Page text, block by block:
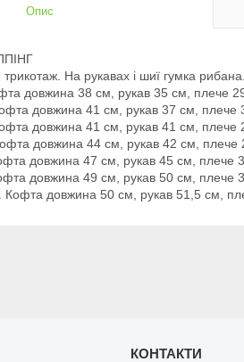
Опис
трикотаж. На рукавах і шиї гумка
довжина 38 см, рукав 35 см, плече
довжина 41 см, рукав 37 см,
довжина 41 см, рукав 41 см,
довжина 44 см, рукав 42 см,
довжина 47 см, рукав 45 см,
довжина 49 см, рукав 50 см,
Кофта довжина 50 см, рукав 51,5 см,